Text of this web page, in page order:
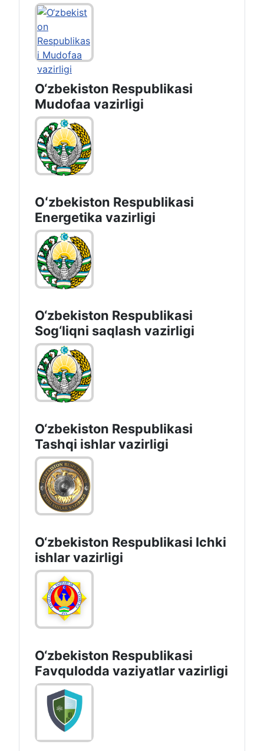
O‘zbekiston Respublikasi
Mudofaa vazirligi
Oʻzbekiston Respublikasi
Energetika vazirligi
O‘zbеkistоn Rеspublikаsi
Sоg‘liqni saqlash vаzirligi
O‘zbеkistоn Rеspublikаsi
Tashqi ishlаr vаzirligi
O‘zbеkiston Rеspublikаsi Ichki
ishlаr vаzirligi
O‘zbеkistоn Rеspublikаsi
Favqulodda vaziyatlar vazirligi